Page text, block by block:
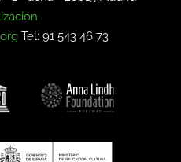
Tel: 91 543 46 73